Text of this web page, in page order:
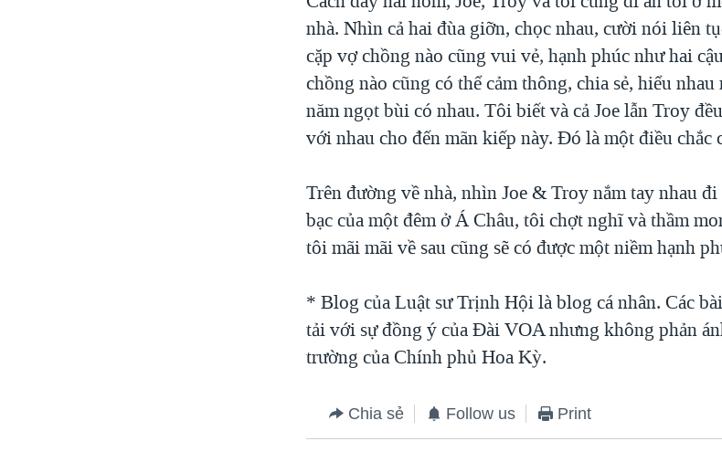
nhà. Nhìn cả hai đùa giỡn, chọc nhau, cười nói liên
cặp vợ chồng nào cũng vui vẻ, hạnh phúc như hai
chồng nào cũng có thể cảm thông, chia sẻ, hiểu
năm ngọt bùi có nhau. Tôi biết và cả Joe lẫn Troy
với nhau cho đến mãn kiếp này. Đó là một điều chắc
Trên đường về nhà, nhìn Joe & Troy nắm tay nhau
bạc của một đêm ở Á Châu, tôi chợt nghĩ và thầm
tôi mãi mãi về sau cũng sẽ có được một niềm hạnh
* Blog của Luật sư Trịnh Hội là blog cá nhân. Các
tải với sự đồng ý của Ðài VOA nhưng không phản
trường của Chính phủ Hoa Kỳ.
Chia sẻ Follow us Print